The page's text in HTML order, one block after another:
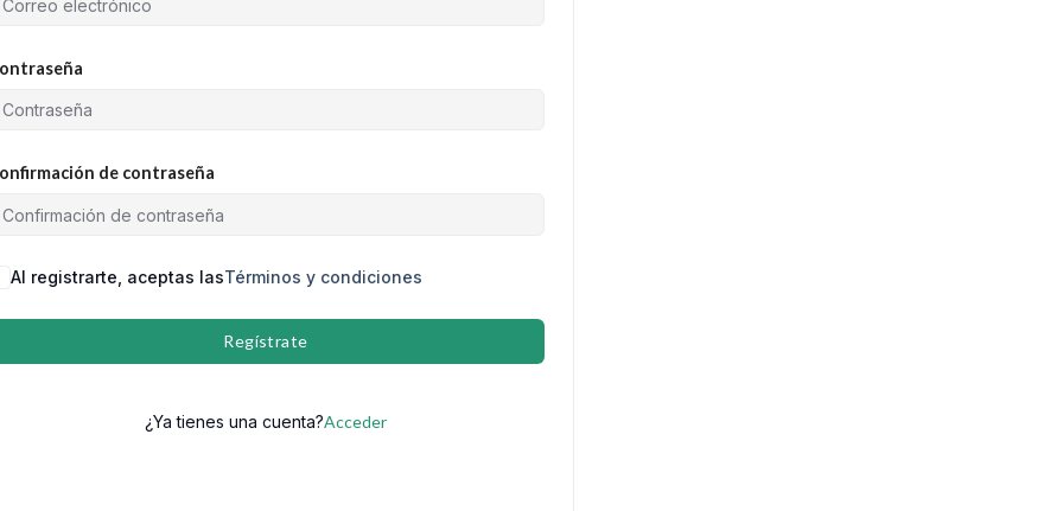
de contraseña
Al registrarte, aceptas lasTérminos y condiciones
Regístrate
¿Ya tienes una cuenta?Acceder